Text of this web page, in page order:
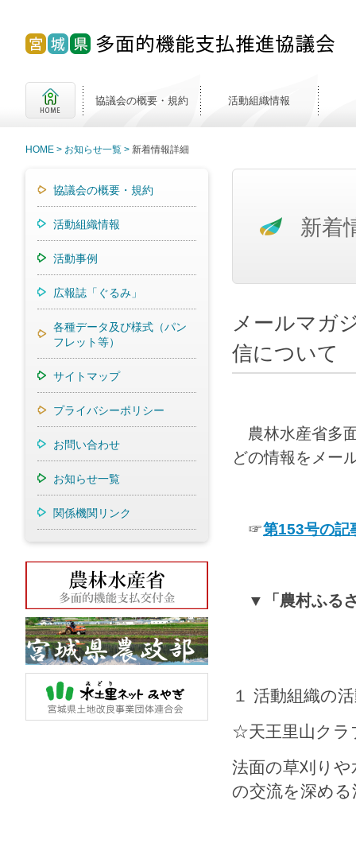
協議会の概要・規約 活動組織情報
HOME お知らせ一覧 新着情報詳細
協議会の概要・規約
活動組織情報
活動事例
広報誌「ぐるみ」
各種データ及び様式（パン
フレット等）
サイトマップ
プライバシーポリシー
お問い合わせ
お知らせ一覧
関係機関リンク
新着
メールマガ
信について
農林水産省多
どの情報をメー
☞第153号の記
▼「農村ふる
１ 活動組織の
☆天王里山クラ
法面の草刈り
の交流を深め